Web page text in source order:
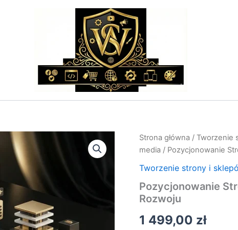
Strona główna / Tworzenie
media / Pozycjonowanie
Tworzenie strony i
Pozycjonowanie
Rozwoju
1 499,00 zł
ilość
Pozycjonowanie
Internetowej
Koszt
i
Rozwoju